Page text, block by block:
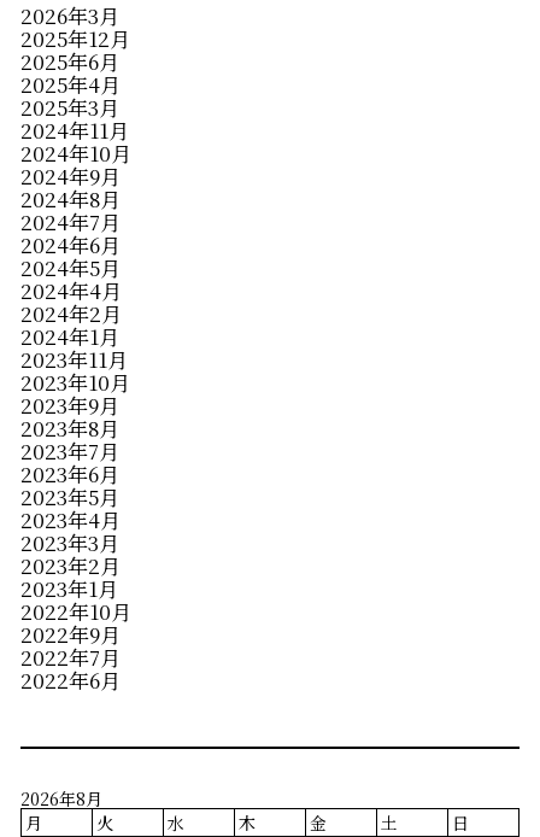
2026年3月
2025年12月
2025年6月
2025年4月
2025年3月
2024年11月
2024年10月
2024年9月
2024年8月
2024年7月
2024年6月
2024年5月
2024年4月
2024年2月
2024年1月
2023年11月
2023年10月
2023年9月
2023年8月
2023年7月
2023年6月
2023年5月
2023年4月
2023年3月
2023年2月
2023年1月
2022年10月
2022年9月
2022年7月
2022年6月
2026年8月
月
火 水 木 金 土
日